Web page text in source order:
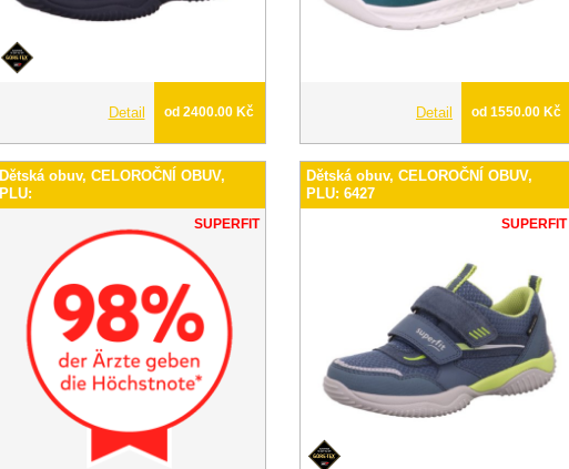
Detail od 2400.00 Kč Detail od 1550.00 Kč
Dětská obuv, CELOROČNÍ OBUV,
PLU:
SUPERFIT
Dětská obuv, CELOROČNÍ OBUV,
PLU: 6427
SUPERFIT